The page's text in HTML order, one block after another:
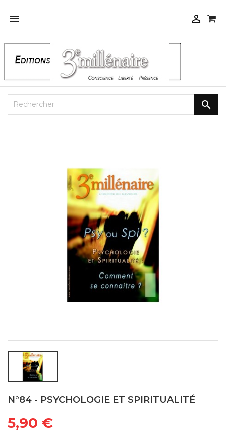
 

N°84 - PSYCHOLOGIE ET SPIRITUALITÉ
5,90 €